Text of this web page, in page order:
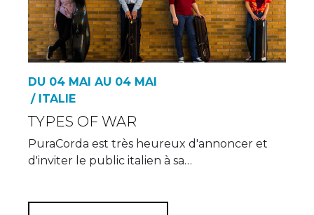
DU 04 MAI AU 04 MAI
/ ITALIE
TYPES OF WAR
PuraCorda est très heureux d'annoncer et
d'inviter le public italien à sa…